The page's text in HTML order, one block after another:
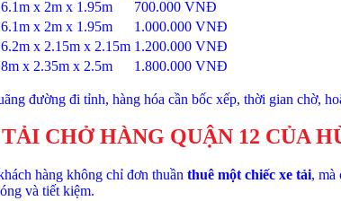
6.1m x 2m x 1.95m
700.000 VNĐ
6.1m x 2m x 1.95m
1.000.000 VNĐ
6.2m x 2.15m x 2.15m 1.200.000 VNĐ
8m x 2.35m x 2.5m 1.800.000 VNĐ
đường đi tỉnh, hàng hóa cần bốc xếp, thời gian chờ,
CHỞ HÀNG QUẬN 12 CỦA
hàng không chỉ đơn thuần thuê một chiếc xe tải, mà
và tiết kiệm.